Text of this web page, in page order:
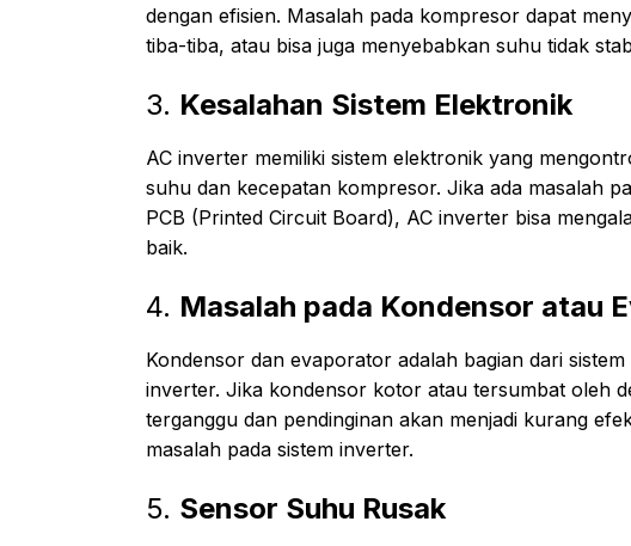
dengan efisien. Masalah pada kompresor dapat
tiba-tiba, atau bisa juga menyebabkan suhu tidak
3. Kesalahan Sistem Elektronik
AC inverter memiliki sistem elektronik yang
suhu dan kecepatan kompresor. Jika ada masalah
PCB (Printed Circuit Board), AC inverter bisa
baik.
4. Masalah pada Kondensor atau
Kondensor dan evaporator adalah bagian dari
inverter. Jika kondensor kotor atau tersumbat oleh
terganggu dan pendinginan akan menjadi kurang
masalah pada sistem inverter.
5. Sensor Suhu Rusak